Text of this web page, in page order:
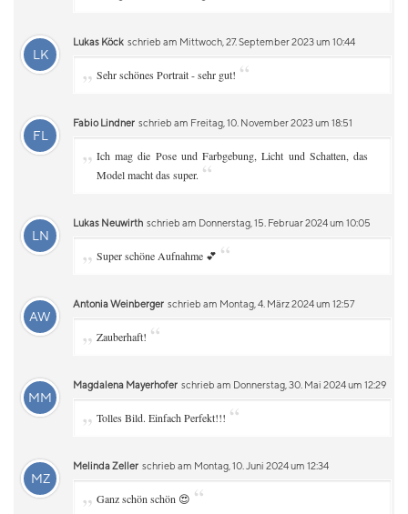
LK
Lukas Köck schrieb am Mittwoch, 27. September 2023 um 10:44
„ Sehr schönes Portrait - sehr gut! “
FL
Fabio Lindner schrieb am Freitag, 10. November 2023 um 18:51
„ Ich mag die Pose und Farbgebung, Licht und Schatten, das
Model macht das super. “
LN
Lukas Neuwirth schrieb am Donnerstag, 15. Februar 2024 um 10:05
„ Super schöne Aufnahme 💕 “
AW
Antonia Weinberger schrieb am Montag, 4. März 2024 um 12:57
„ Zauberhaft! “
MM
Magdalena Mayerhofer schrieb am Donnerstag, 30. Mai 2024 um 12:29
„ Tolles Bild. Einfach Perfekt!!! “
MZ
Melinda Zeller schrieb am Montag, 10. Juni 2024 um 12:34
„ Ganz schön schön 😍 “